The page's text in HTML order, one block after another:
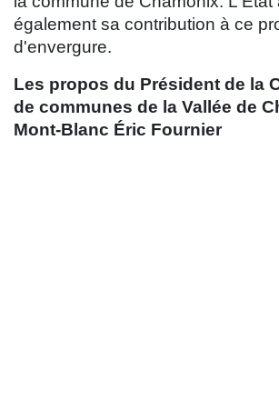
également sa contribution à ce
d'envergure.
Les propos du Président de la
de communes de la Vallée de
Mont-Blanc Éric Fournier